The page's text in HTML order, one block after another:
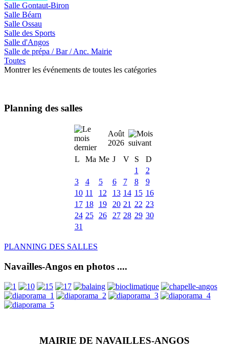
Salle Gontaut-Biron
Salle Béarn
Salle Ossau
Salle des Sports
Salle d'Angos
Salle de prépa / Bar / Anc. Mairie
Toutes
Montrer les événements de toutes les catégories
Planning des salles
Août
2026
L
Ma Me J V S
D
1
2
3
4 5 6 7 8
9
10 11 12 13 14 15 16
17 18 19 20 21 22 23
24 25 26 27 28 29 30
31
PLANNING DES SALLES
Navailles-Angos en photos ....
MAIRIE DE NAVAILLES-ANGOS